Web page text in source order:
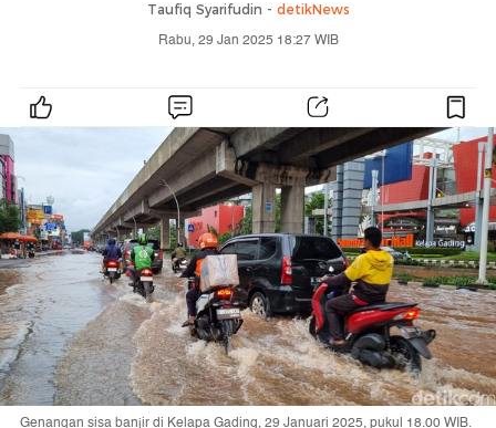
Taufiq Syarifudin - detikNews
Rabu, 29 Jan 2025 18:27 WIB
Genangan sisa banjir di Kelapa Gading, 29 Januari 2025, pukul 18.00 WIB.